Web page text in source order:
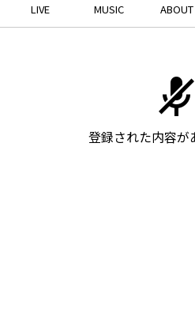
LIVE MUSIC ABOUT
登録された内容が